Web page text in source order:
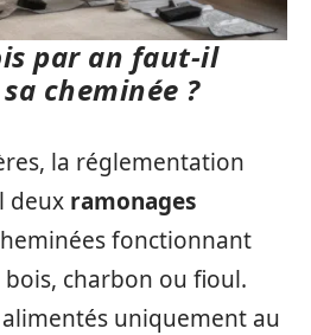
par an faut-il
cheminée ?
la réglementation
deux ramonages
fonctionnant
charbon ou fioul.
uniquement au